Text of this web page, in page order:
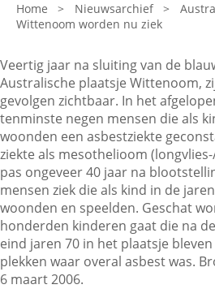
Onze organisatie
Veelgestelde vragen
Contactgegevens
Zoeken
Home > Nieuwsarchief >
Wittenoom worden nu ziek
Veertig jaar na sluiting van de
Australische plaatsje Wittenoom,
gevolgen zichtbaar. In het
tenminste negen mensen die als
woonden een asbestziekte
ziekte als mesothelioom
pas ongeveer 40 jaar na
mensen ziek die als kind in de
woonden en speelden. Geschat
honderden kinderen gaat die na
eind jaren 70 in het plaatsje
plekken waar overal asbest was.
6 maart 2006.